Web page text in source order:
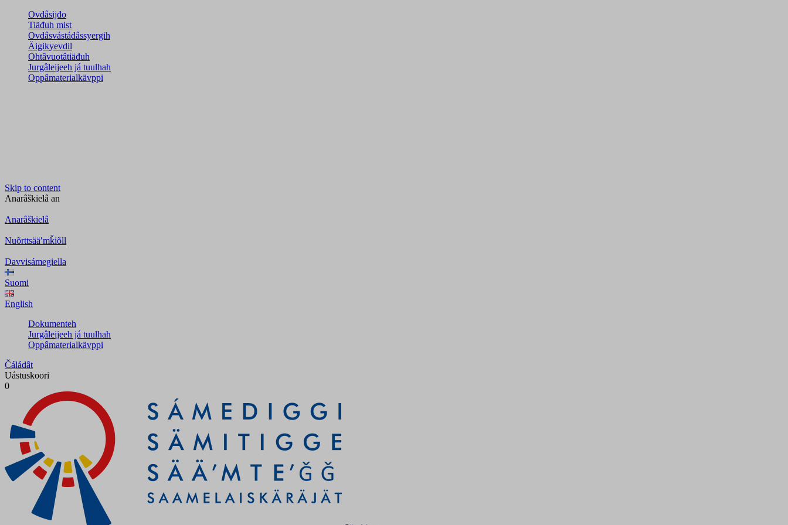
Ovdâsijđo
Tiäđuh mist
Ovdâsvástádâssyergih
Äigikyevdil
Ohtâvuotâtiäđuh
Jurgâleijeeh já tuulhah
Oppâmaterialkävppi
Skip to content
Anarâškielâ an
Anarâškielâ
Nuõrttsääʹmǩiõll
Davvisámegiella
Suomi
English
Dokumenteh
Jurgâleijeeh já tuulhah
Oppâmaterialkävppi
Čáládât
Uástuskoori
0